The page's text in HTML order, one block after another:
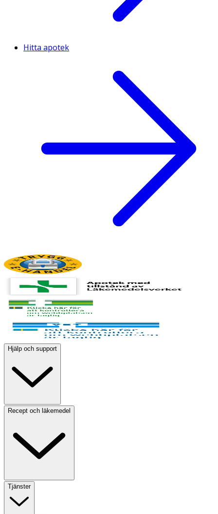
Hitta apotek
Hjälp och support
Recept och läkemedel
Tjänster